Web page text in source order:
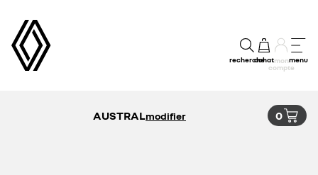
rechercheachatmon
compte
menu
AUSTRALmodifier 0